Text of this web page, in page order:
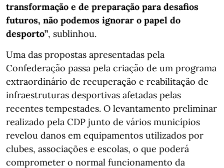
transformação e de preparação para desafios
futuros, não podemos ignorar o papel do
desporto”, sublinhou.
Uma das propostas apresentadas pela
Confederação passa pela criação de um programa
extraordinário de recuperação e reabilitação de
infraestruturas desportivas afetadas pelas
recentes tempestades. O levantamento preliminar
realizado pela CDP junto de vários municípios
revelou danos em equipamentos utilizados por
clubes, associações e escolas, o que poderá
comprometer o normal funcionamento da